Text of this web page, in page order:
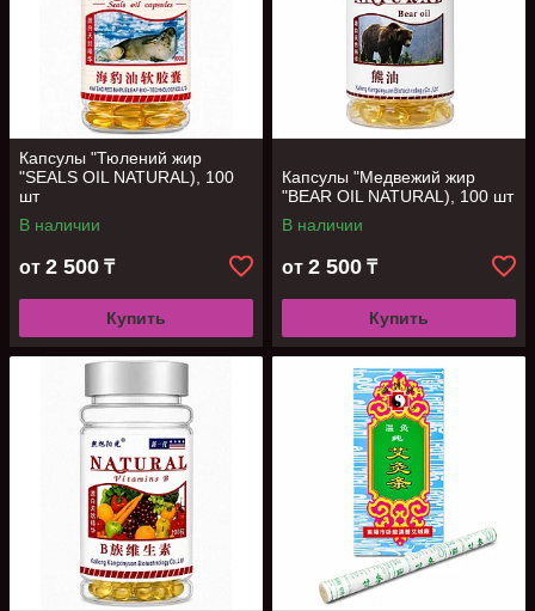
Капсулы "Тюлений жир
"SEALS OIL NATURAL), 100
шт
В наличии
от 2 500 ₸
Купить
Капсулы "Медвежий жир
"BEAR OIL NATURAL), 100 шт
В наличии
от 2 500 ₸
Купить